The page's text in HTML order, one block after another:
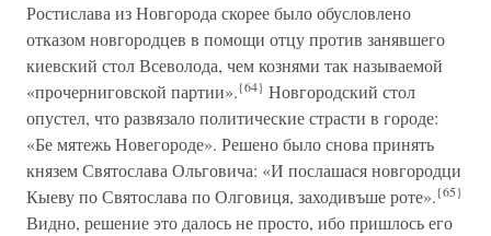
Ростислава из Новгорода скорее было обусловлено
отказом новгородцев в помощи отцу против занявшего
киевский стол Всеволода, чем кознями так называемой
«прочерниговской партии».{64} Новгородский стол
опустел, что развязало политические страсти в городе:
«Бе мятежь Новегороде». Решено было снова принять
князем Святослава Ольговича: «И послашася новгородци
Кыеву по Святослава по Олговиця, заходивъше роте».{65}
Видно, решение это далось не просто, ибо пришлось его